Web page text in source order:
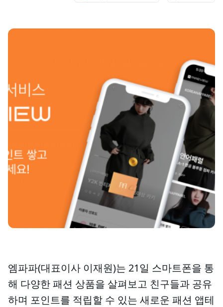
엠파파(대표이사 이재원)는 21일 스마트폰을 통
해 다양한 패션 상품을 살펴보고 친구들과 공유
하며 포인트를 적립할 수 있는 새로운 패션 앱테